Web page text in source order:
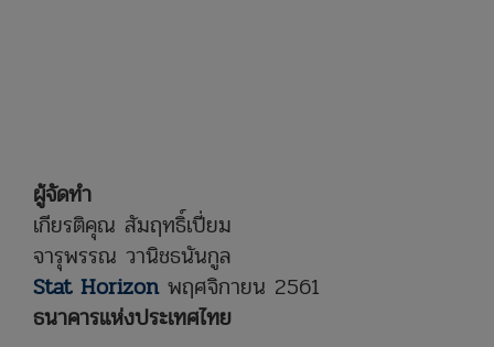
ผู้จัดทำ
เกียรติคุณ สัมฤทธิ์เปี่ยม
จารุพรรณ วานิชธนันกูล
Stat Horizonพฤศจิกายน 2561
ธนาคารแห่งประเทศไทย